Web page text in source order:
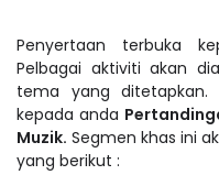
Penyertaan terbuka
Pelbagai aktiviti akan
tema yang ditetapkan.
kepada anda
Muzik. Segmen khas ini
yang berikut :